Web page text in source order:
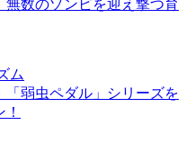
数のゾンビを迎え撃つ育
ム
弱虫ペダル」シリーズを